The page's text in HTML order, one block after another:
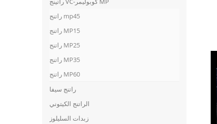
راتنج mp45
راتنج MP15
راتنج MP25
راتنج MP35
راتنج MP60
راتنج سيفا
الراتنج الكيتوني
زبدات السليلوز